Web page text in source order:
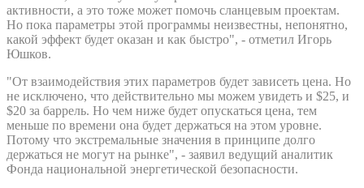
активности, а это тоже может помочь сланцевым проектам.
Но пока параметры этой программы неизвестны, непонятно,
какой эффект будет оказан и как быстро", - отметил Игорь
Юшков.
"От взаимодействия этих параметров будет зависеть цена. Но
не исключено, что действительно мы можем увидеть и $25, и
$20 за баррель. Но чем ниже будет опускаться цена, тем
меньше по времени она будет держаться на этом уровне.
Потому что экстремальные значения в принципе долго
держаться не могут на рынке", - заявил ведущий аналитик
Фонда национальной энергетической безопасности.